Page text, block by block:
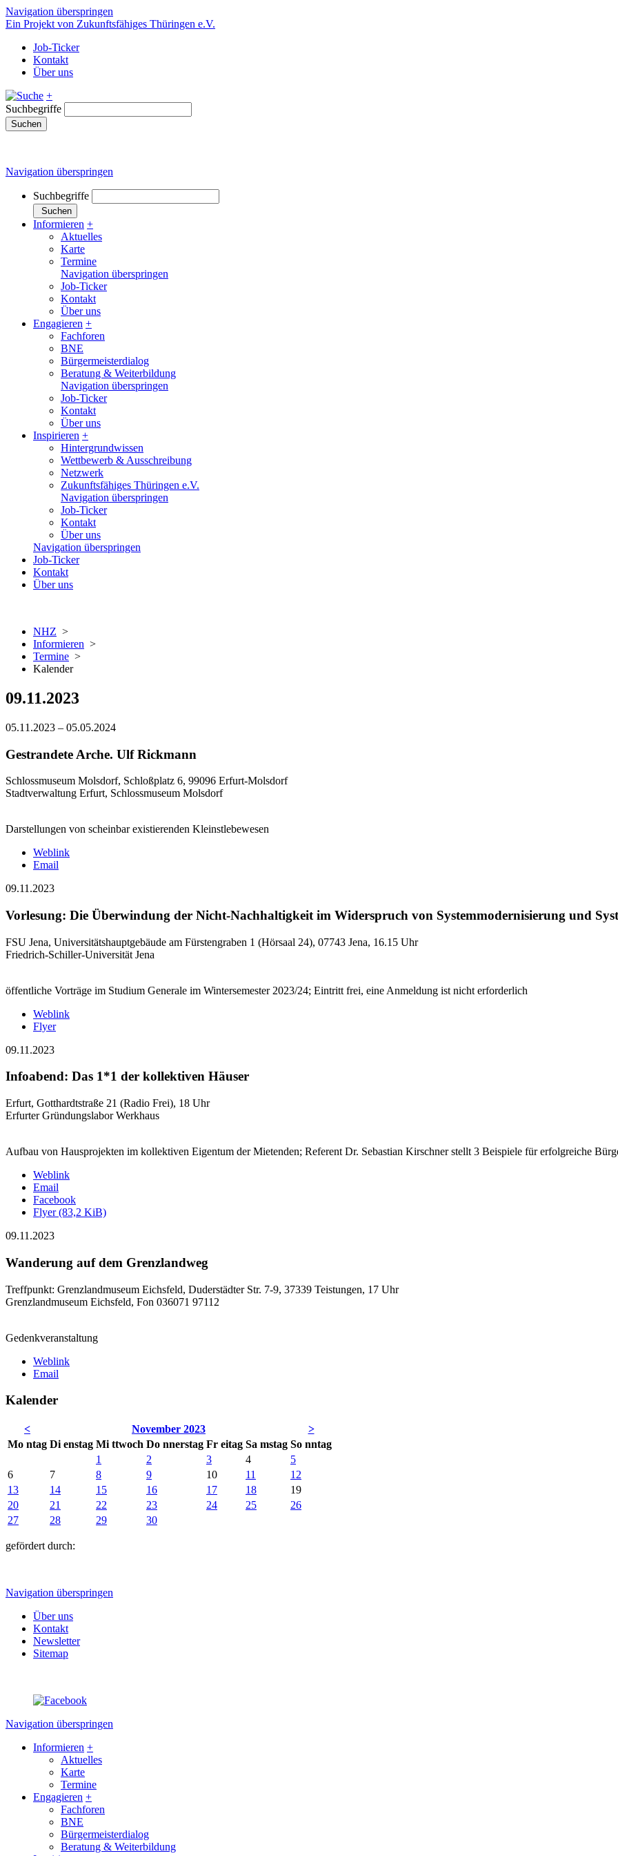
Navigation überspringen
Ein Projekt von Zukunftsfähiges Thüringen e.V.
Job-Ticker
Kontakt
Über uns
+
Suchbegriffe
Suchen
Navigation überspringen
Suchbegriffe
Suchen
Informieren +
Aktuelles
Karte
Termine
Navigation überspringen
Job-Ticker
Kontakt
Über uns
Engagieren +
Fachforen
BNE
Bürgermeisterdialog
Beratung & Weiterbildung
Navigation überspringen
Job-Ticker
Kontakt
Über uns
Inspirieren +
Hintergrundwissen
Wettbewerb & Ausschreibung
Netzwerk
Zukunftsfähiges Thüringen e.V.
Navigation überspringen
Job-Ticker
Kontakt
Über uns
Navigation überspringen
Job-Ticker
Kontakt
Über uns
NHZ >
Informieren >
Termine >
Kalender
09.11.2023
05.11.2023 – 05.05.2024
Gestrandete Arche. Ulf Rickmann
Schlossmuseum Molsdorf, Schloßplatz 6, 99096 Erfurt-Molsdorf
Stadtverwaltung Erfurt, Schlossmuseum Molsdorf
Darstellungen von scheinbar existierenden Kleinstlebewesen
Weblink
Email
09.11.2023
Vorlesung: Die Überwindung der Nicht-Nachhaltigkeit im Widerspruch von Systemmodernisierung und
FSU Jena, Universitätshauptgebäude am Fürstengraben 1 (Hörsaal 24), 07743 Jena, 16.15 Uhr
Friedrich-Schiller-Universität Jena
öffentliche Vorträge im Studium Generale im Wintersemester 2023/24; Eintritt frei, eine Anmeldung ist nicht erforderlich
Weblink
Flyer
09.11.2023
Infoabend: Das 1*1 der kollektiven Häuser
Erfurt, Gotthardtstraße 21 (Radio Frei), 18 Uhr
Erfurter Gründungslabor Werkhaus
Aufbau von Hausprojekten im kollektiven Eigentum der Mietenden; Referent Dr. Sebastian Kirschner stellt 3 Beispiele für erfolgreiche
Weblink
Email
Facebook
Flyer(83,2 KiB)
09.11.2023
Wanderung auf dem Grenzlandweg
Treffpunkt: Grenzlandmuseum Eichsfeld, Duderstädter Str. 7-9, 37339 Teistungen, 17 Uhr
Grenzlandmuseum Eichsfeld, Fon 036071 97112
Gedenkveranstaltung
Weblink
Email
Kalender
< November 2023
>
Mo ntag Di enstag Mi ttwoch Do nnerstag Fr eitag Sa mstag So nntag
1
2 3 4
5
6
7 8 9 10 11
12
13
14 15 16 17 18
19
20
21 22 23 24 25
26
27
28 29 30
gefördert durch:
Navigation überspringen
Über uns
Kontakt
Newsletter
Sitemap
Navigation überspringen
Informieren +
Aktuelles
Karte
Termine
Engagieren +
Fachforen
BNE
Bürgermeisterdialog
Beratung & Weiterbildung